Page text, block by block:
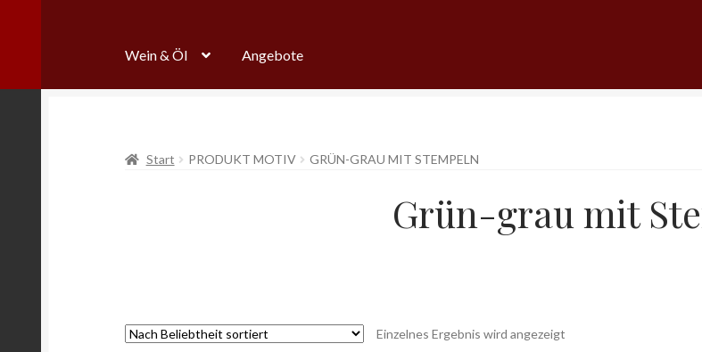
Wein & Öl Angebote
Start PRODUKT MOTIV GRÜN-GRAU MIT STEMPELN
Grün-grau mit
Einzelnes Ergebnis wird angezeigt